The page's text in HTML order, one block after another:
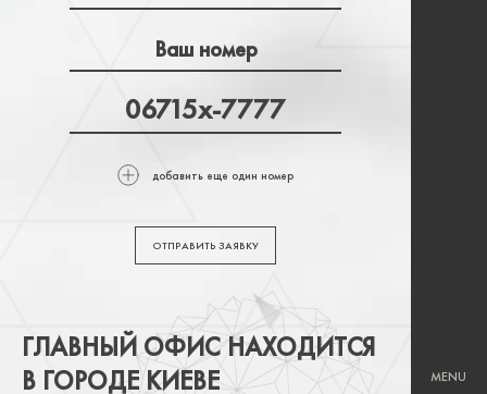
добавить еще один номер
ОТПРАВИТЬ ЗАЯВКУ
ГЛАВНЫЙ ОФИС НАХОДИТСЯ
В ГОРОДЕ КИЕВЕ